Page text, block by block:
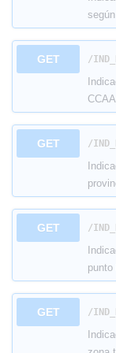
GET ​/
CCAA
GET ​/
GET ​/
GET ​/